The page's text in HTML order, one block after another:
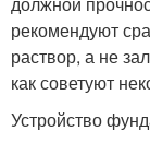
рекомендуют
раствор, а не
как советуют
Устройство